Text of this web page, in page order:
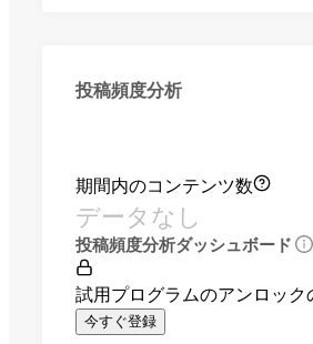
投稿頻度分析
期間内のコンテンツ数
データなし
投稿頻度分析ダッシュボード
試用プログラムのアンロック
今すぐ登録